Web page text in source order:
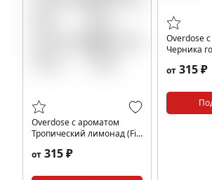
Overdose с ароматом
Тропический лимонад (Fig
от 315 ₽
Overdose
Черника
от 315 ₽